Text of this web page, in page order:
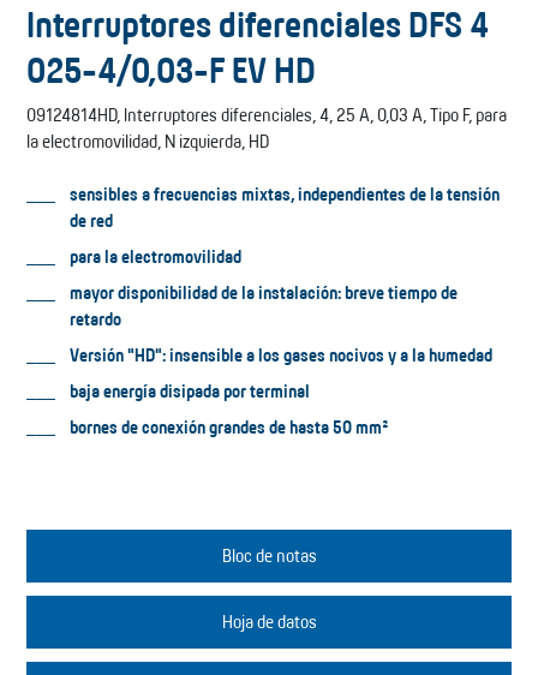
Interruptores diferenciales DFS 4
025-4/0,03-F EV HD
09124814HD, Interruptores diferenciales, 4, 25 A, 0,03 A, Tipo F, para
la electromovilidad, N izquierda, HD
sensibles a frecuencias mixtas, independientes de la tensión
de red
para la electromovilidad
mayor disponibilidad de la instalación: breve tiempo de
retardo
Versión "HD": insensible a los gases nocivos y a la humedad
baja energía disipada por terminal
bornes de conexión grandes de hasta 50 mm²
Bloc de notas
Hoja de datos